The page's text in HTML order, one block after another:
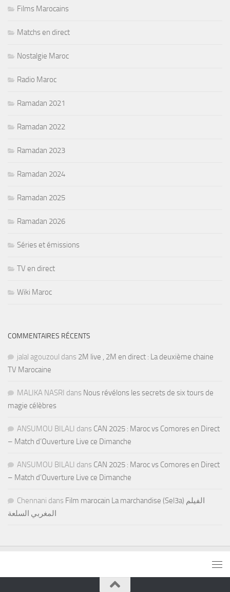
Films Marocains
Matchs en direct
Nostalgie Maroc
Radio Maroc
Ramadan 2021
Ramadan 2022
Ramadan 2023
Ramadan 2024
Ramadan 2025
Ramadan 2026
Séries et émissions
TV en direct
Wiki Maroc
COMMENTAIRES RÉCENTS
jalal agouzoul dans 2M live , 2M en direct : La deuxième chaine
TV Marocaine
MALIKA NASRI dans Nous révélons les secrets de six tours de
magie célèbres
ANSUMOU BILALI dans CAN 2025 : Maroc vs Comores en Direct
– Match d’Ouverture Live ce Dimanche
ANSUMOU BILALI dans CAN 2025 : Maroc vs Comores en Direct
– Match d’Ouverture Live ce Dimanche
Chennani dans Film marocain La marchandise (Sel3a) الفيلم
المغربي السلعة